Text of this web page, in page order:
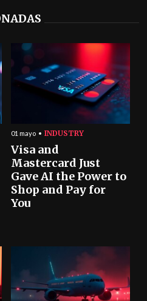
01 mayo INDUSTRY
Visa and
Mastercard Just
Gave AI the Power to
Shop and Pay for
You